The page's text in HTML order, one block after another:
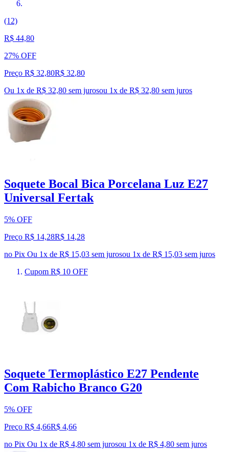
(12)
R$ 44,80
27% OFF
Preço R$ 32,80R$ 32,80
Ou 1x de R$ 32,80 sem jurosou 1x de R$ 32,80 sem juros
Soquete Bocal Bica Porcelana Luz E27
Universal Fertak
5% OFF
Preço R$ 14,28R$ 14,28
no Pix Ou 1x de R$ 15,03 sem jurosou 1x de R$ 15,03 sem juros
Cupom R$ 10 OFF
Soquete Termoplástico E27 Pendente
Com Rabicho Branco G20
5% OFF
Preço R$ 4,66R$ 4,66
no Pix Ou 1x de R$ 4,80 sem jurosou 1x de R$ 4,80 sem juros